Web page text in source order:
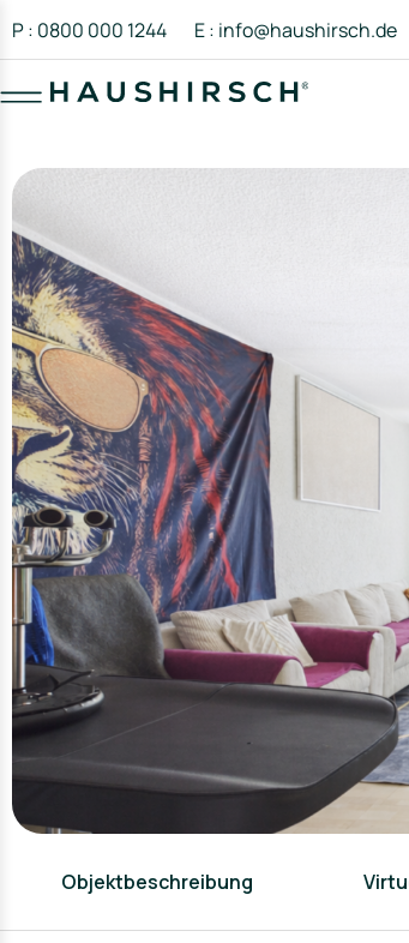
P : 0800 000 1244 E : info@haushirsch.de
Objektbeschreibung